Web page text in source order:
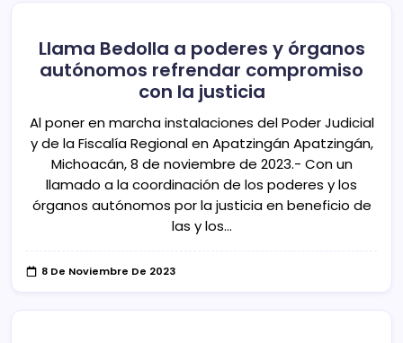
Llama Bedolla a poderes y órganos
autónomos refrendar compromiso
con la justicia
Al poner en marcha instalaciones del Poder Judicial
y de la Fiscalía Regional en Apatzingán Apatzingán,
Michoacán, 8 de noviembre de 2023.- Con un
llamado a la coordinación de los poderes y los
órganos autónomos por la justicia en beneficio de
las y los…
8 De Noviembre De 2023